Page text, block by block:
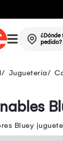
¿Dónde
pedido?
Juguetería
Bluey